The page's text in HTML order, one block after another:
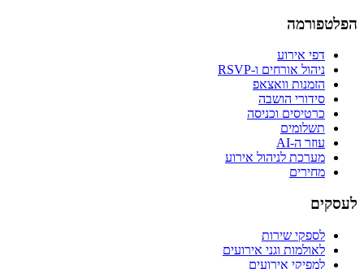
הפלטפורמה
דפי אירוע
ניהול אורחים ו-RSVP
הזמנות וואצאפ
סידורי הושבה
כרטיסים וכניסה
תשלומים
עוזר ה-AI
מערכת לניהול אירוע
מחירים
לעסקים
לספקי שירות
לאולמות וגני אירועים
למפיקי אירועים